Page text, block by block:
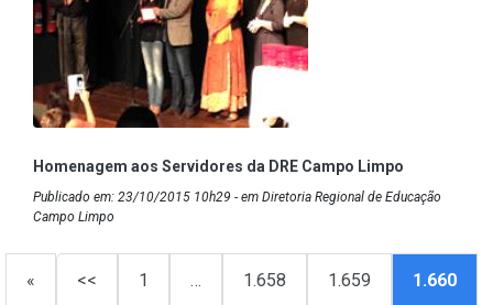
Homenagem aos Servidores da DRE Campo Limpo
Publicado em: 23/10/2015 10h29 - em Diretoria Regional de Educação
Campo Limpo
« << 1 … 1.658 1.659 1.660